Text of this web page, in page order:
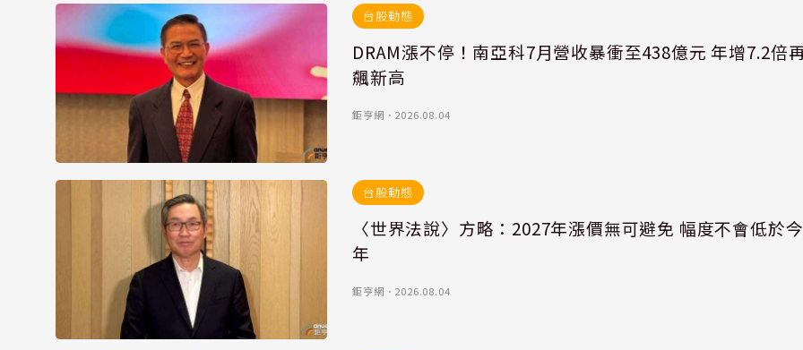
台股動態
DRAM漲不停！南亞科7月營收暴衝至438億元 年增7.2倍
飆新高
鉅亨網 ． 2026.08.04
台股動態
〈世界法說〉方略：2027年漲價無可避免 幅度不會低於今
年
鉅亨網 ． 2026.08.04